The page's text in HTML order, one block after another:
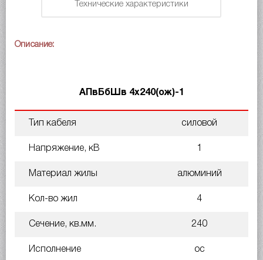
Технические характеристики
Описание:
АПвБбШв 4х240(ож)-1
Тип кабеля силовой
Напряжение, кВ
Материал жилы алюминий
Кол-во жил 4
Сечение, кв.мм. 240
Исполнение ос